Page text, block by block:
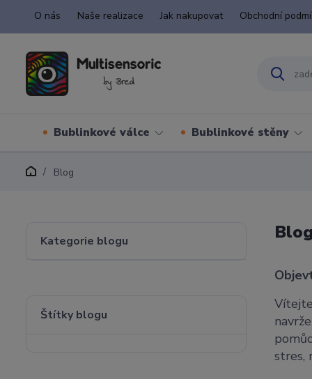
O nás Naše realizace Jak nakupovat Obchodní
Bublinkové válce Bublinkové stěny
Blog
Kategorie blogu
Štítky blogu
stres,